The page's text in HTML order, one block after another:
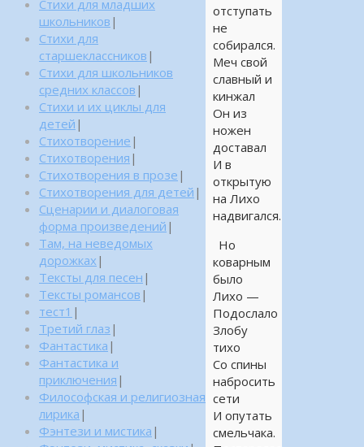
отступать
не
собирался.
Меч свой
славный и
кинжал
Он из
ножен
доставал
И в
открытую
на Лихо
надвигался.
Но
коварным
было
Лихо —
Подослало
Злобу
тихо
Со спины
набросить
сети
И опутать
смельчака.
Стихи для младших
школьников |
Стихи для
старшеклассников |
Стихи для школьников
средних классов |
Стихи и их циклы для
детей |
Стихотворение |
Стихотворения |
Стихотворения в прозе |
Стихотворения для детей |
Сценарии и диалоговая
форма произведений |
Там, на неведомых
дорожках |
Тексты для песен |
Тексты романсов |
тест1 |
Третий глаз |
Фантастика |
Фантастика и
приключения |
Философская и религиозная
лирика |
Фэнтези и мистика |